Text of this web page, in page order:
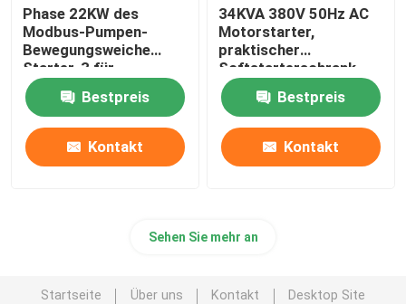
Phase 22KW des
Modbus-Pumpen-
Bewegungsweiche
Starter-3 für
Bauernhöfe mit
ViehhaltungBestpreis
Kontakt
34KVA 380V 50Hz AC
Motorstarter,
praktischer
Softstarterschrank
Bestpreis
Kontakt
Sehen Sie mehr an
Startseite Über uns Kontakt Desktop Site